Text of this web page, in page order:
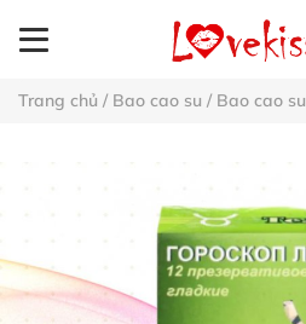
Trang chủ / Bao cao su / Bao cao